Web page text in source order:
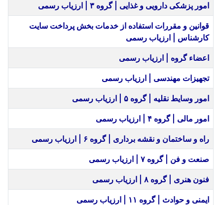
امور پزشکی دارویی و غذایی | گروه ۳ | ارزیاب رسمی
قوانین و مقررات استفاده از خدمات بخش پرداخت سایت
کارشناس | ارزیاب رسمی
اعضاء گروه | ارزیاب رسمی
تجهیزات مهندسی | ارزیاب رسمی
امور وسایط نقلیه | گروه ۵ | ارزیاب رسمی
امور مالی | گروه ۴ | ارزیاب رسمی
راه و ساختمان و نقشه برداری | گروه ۶ | ارزیاب رسمی
صنعت و فن | گروه ۷ | ارزیاب رسمی
فنون هنری | گروه ۸ | ارزیاب رسمی
ایمنی و حوادث | گروه ۱۱ | ارزیاب رسمی